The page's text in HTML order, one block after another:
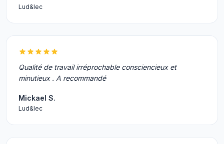
Lud&lec
Qualité de travail irréprochable consciencieux et
minutieux . A recommandé
Mickael S.
Lud&lec